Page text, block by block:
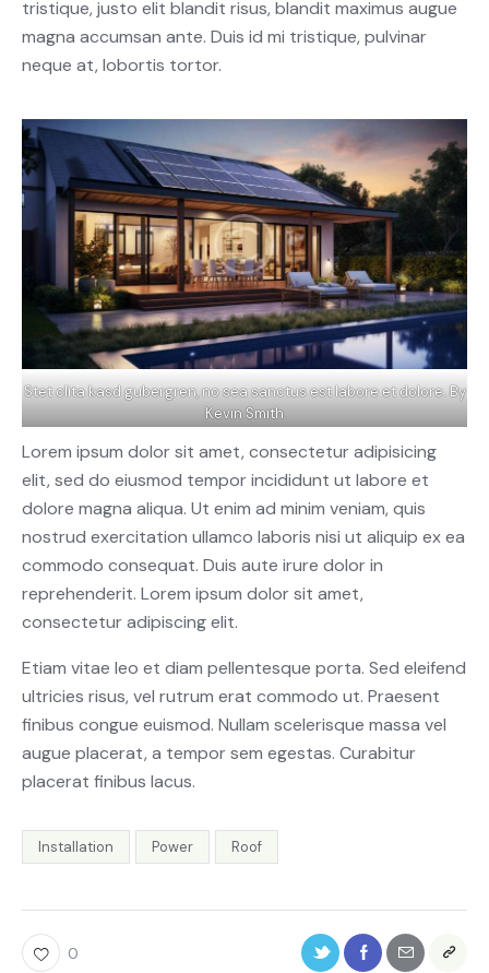
tristique, justo elit blandit risus, blandit maximus augue
magna accumsan ante. Duis id mi tristique, pulvinar
neque at, lobortis tortor.
Stet clita kasd gubergren, no sea sanctus est labore et dolore. By
Kevin Smith
Lorem ipsum dolor sit amet, consectetur adipisicing
elit, sed do eiusmod tempor incididunt ut labore et
dolore magna aliqua. Ut enim ad minim veniam, quis
nostrud exercitation ullamco laboris nisi ut aliquip ex ea
commodo consequat. Duis aute irure dolor in
reprehenderit. Lorem ipsum dolor sit amet,
consectetur adipiscing elit.
Etiam vitae leo et diam pellentesque porta. Sed eleifend
ultricies risus, vel rutrum erat commodo ut. Praesent
finibus congue euismod. Nullam scelerisque massa vel
augue placerat, a tempor sem egestas. Curabitur
placerat finibus lacus.
Installation Power Roof
0